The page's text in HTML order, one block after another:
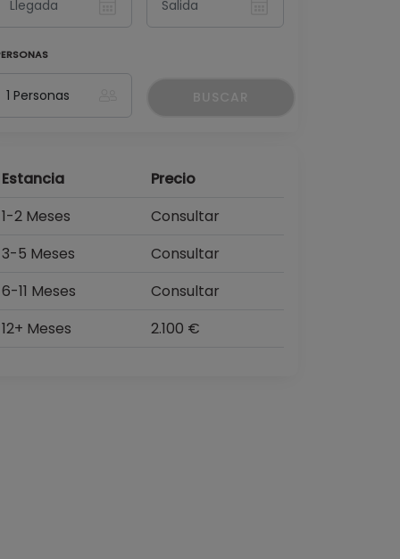
Estancia
Precio
1-2 Meses
Consultar
3-5 Meses
Consultar
6-11 Meses
Consultar
12+ Meses
2.100 €